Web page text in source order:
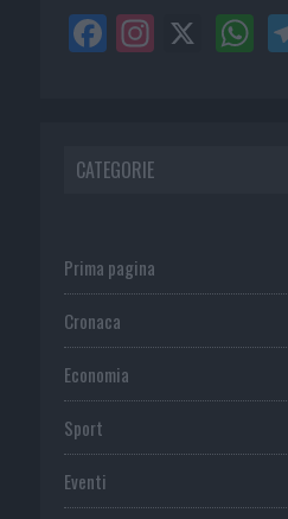
CATEGORIE
Prima pagina
Cronaca
Economia
Sport
Eventi